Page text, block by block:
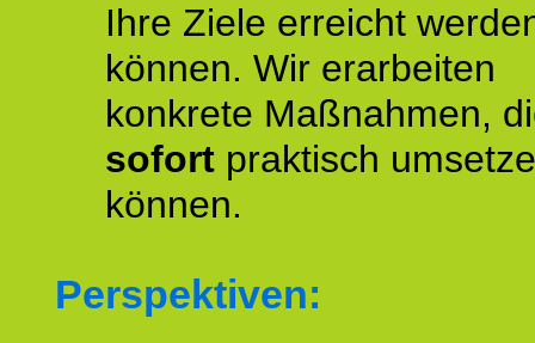
Ihre Ziele erreicht
können. Wir erarbeiten
konkrete Maßnahmen,
sofort praktisch
können.
Perspektiven: